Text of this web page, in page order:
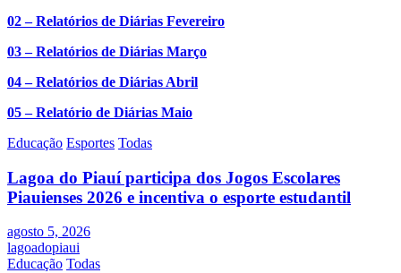
02 – Relatórios de Diárias Fevereiro
03 – Relatórios de Diárias Março
04 – Relatórios de Diárias Abril
05 – Relatório de Diárias Maio
Educação Esportes Todas
Lagoa do Piauí participa dos Jogos Escolares
Piauienses 2026 e incentiva o esporte estudantil
agosto 5, 2026
lagoadopiaui
Educação Todas